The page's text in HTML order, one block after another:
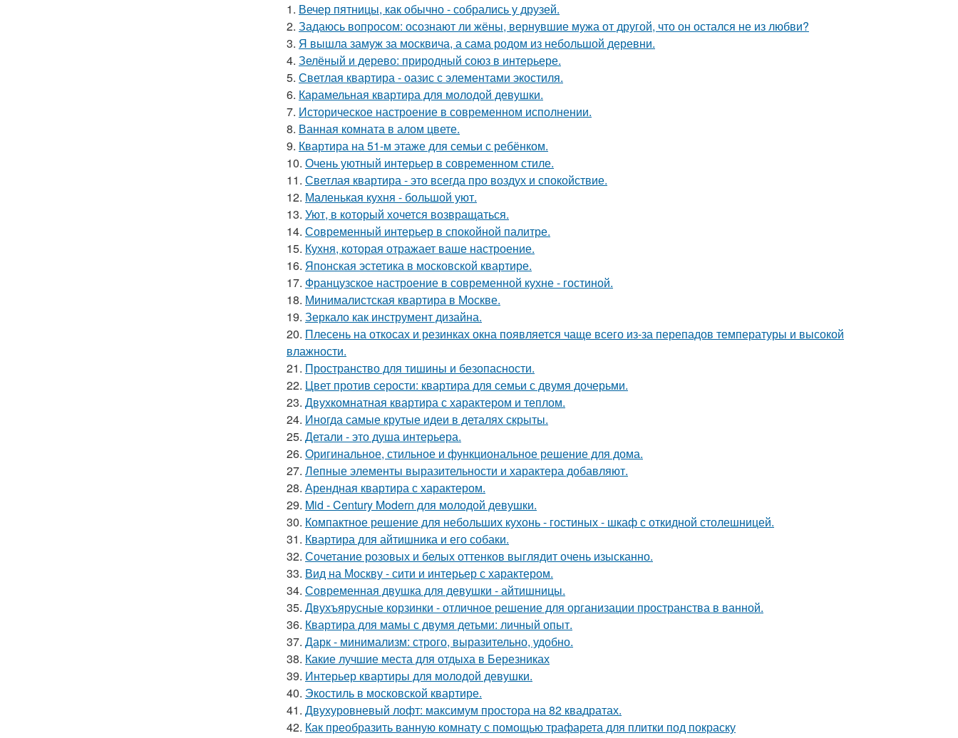
1. Вечер пятницы, как обычно - собрались у друзей.
2. Задаюсь вопросом: осознают ли жёны, вернувшие мужа от другой, что он остался не из любви?
3. Я вышла замуж за москвича, а сама родом из небольшой деревни.
4. Зелёный и дерево: природный союз в интерьере.
5. Светлая квартира - оазис с элементами экостиля.
6. Карамельная квартира для молодой девушки.
7. Историческое настроение в современном исполнении.
8. Ванная комната в алом цвете.
9. Квартира на 51-м этаже для семьи с ребёнком.
10. Очень уютный интерьер в современном стиле.
11. Светлая квартира - это всегда про воздух и спокойствие.
12. Маленькая кухня - большой уют.
13. Уют, в который хочется возвращаться.
14. Современный интерьер в спокойной палитре.
15. Кухня, которая отражает ваше настроение.
16. Японская эстетика в московской квартире.
17. Французское настроение в современной кухне - гостиной.
18. Минималистская квартира в Москве.
19. Зеркало как инструмент дизайна.
20. Плесень на откосах и резинках окна появляется чаще всего из-за перепадов температуры и высокой
влажности.
21. Пространство для тишины и безопасности.
22. Цвет против серости: квартира для семьи с двумя дочерьми.
23. Двухкомнатная квартира с характером и теплом.
24. Иногда самые крутые идеи в деталях скрыты.
25. Детали - это душа интерьера.
26. Оригинальное, стильное и функциональное решение для дома.
27. Лепные элементы выразительности и характера добавляют.
28. Арендная квартира с характером.
29. Mid - Century Modern для молодой девушки.
30. Компактное решение для небольших кухонь - гостиных - шкаф с откидной столешницей.
31. Квартира для айтишника и его собаки.
32. Сочетание розовых и белых оттенков выглядит очень изысканно.
33. Вид на Москву - сити и интерьер с характером.
34. Современная двушка для девушки - айтишницы.
35. Двухъярусные корзинки - отличное решение для организации пространства в ванной.
36. Квартира для мамы с двумя детьми: личный опыт.
37. Дарк - минимализм: строго, выразительно, удобно.
38. Какие лучшие места для отдыха в Березниках
39. Интерьер квартиры для молодой девушки.
40. Экостиль в московской квартире.
41. Двухуровневый лофт: максимум простора на 82 квадратах.
42. Как преобразить ванную комнату с помощью трафарета для плитки под покраску